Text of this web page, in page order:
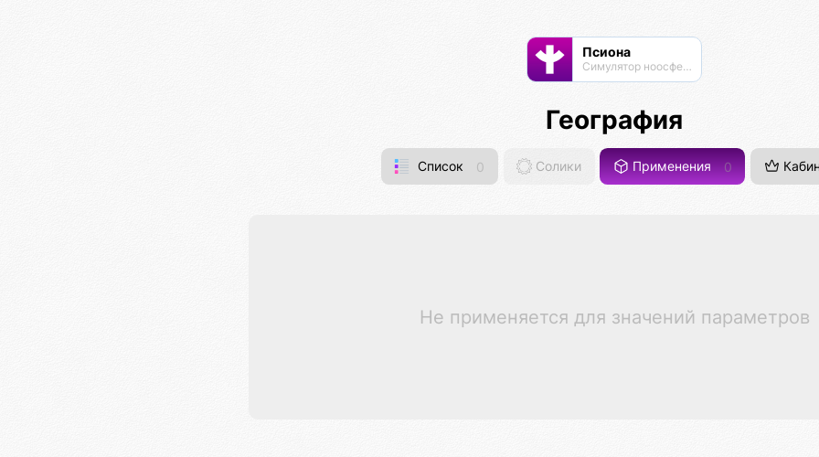
Псиона
Cимулятор ноосферы
География
Список 0 Солики Применения 0
Не применяется для значений параметров